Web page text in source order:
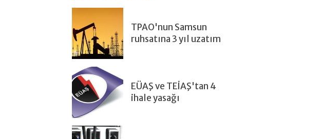
TPAO'nun Samsun
ruhsatına 3 yıl uzatım
EÜAŞ ve TEİAŞ'tan 4
ihale yasağı